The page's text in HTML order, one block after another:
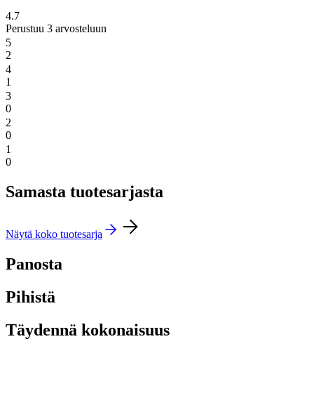
4.7
Perustuu 3 arvosteluun
5
2
4
1
3
0
2
0
1
0
Samasta tuotesarjasta
Näytä koko tuotesarja
Panosta
Pihistä
Täydennä kokonaisuus